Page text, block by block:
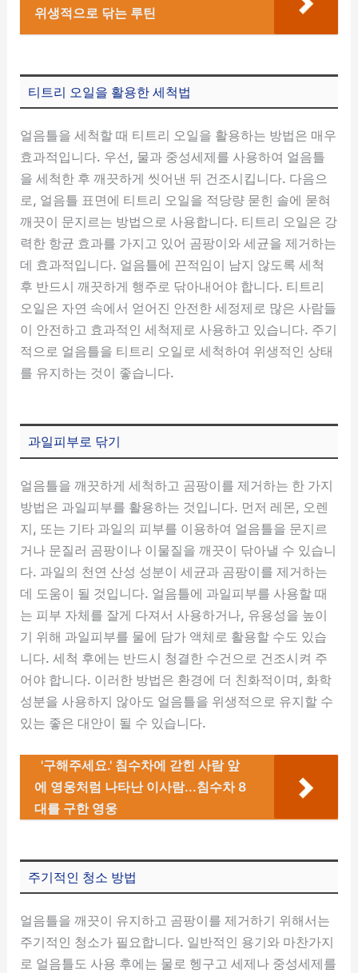
위생적으로 닦는 루틴
티트리 오일을 활용한 세척법
얼음틀을 세척할 때 티트리 오일을 활용하는 방법은 매우
효과적입니다. 우선, 물과 중성세제를 사용하여 얼음틀
을 세척한 후 깨끗하게 씻어낸 뒤 건조시킵니다. 다음으
로, 얼음틀 표면에 티트리 오일을 적당량 묻힌 솔에 묻혀
깨끗이 문지르는 방법으로 사용합니다. 티트리 오일은 강
력한 항균 효과를 가지고 있어 곰팡이와 세균을 제거하는
데 효과적입니다. 얼음틀에 끈적임이 남지 않도록 세척
후 반드시 깨끗하게 행주로 닦아내어야 합니다. 티트리
오일은 자연 속에서 얻어진 안전한 세정제로 많은 사람들
이 안전하고 효과적인 세척제로 사용하고 있습니다. 주기
적으로 얼음틀을 티트리 오일로 세척하여 위생적인 상태
를 유지하는 것이 좋습니다.
과일피부로 닦기
얼음틀을 깨끗하게 세척하고 곰팡이를 제거하는 한 가지
방법은 과일피부를 활용하는 것입니다. 먼저 레몬, 오렌
지, 또는 기타 과일의 피부를 이용하여 얼음틀을 문지르
거나 문질러 곰팡이나 이물질을 깨끗이 닦아낼 수 있습니
다. 과일의 천연 산성 성분이 세균과 곰팡이를 제거하는
데 도움이 될 것입니다. 얼음틀에 과일피부를 사용할 때
는 피부 자체를 잘게 다져서 사용하거나, 유용성을 높이
기 위해 과일피부를 물에 담가 액체로 활용할 수도 있습
니다. 세척 후에는 반드시 청결한 수건으로 건조시켜 주
어야 합니다. 이러한 방법은 환경에 더 친화적이며, 화학
성분을 사용하지 않아도 얼음틀을 위생적으로 유지할 수
있는 좋은 대안이 될 수 있습니다.
'구해주세요.' 침수차에 갇힌 사람 앞
에 영웅처럼 나타난 이사람...침수차 8
대를 구한 영웅
주기적인 청소 방법
얼음틀을 깨끗이 유지하고 곰팡이를 제거하기 위해서는
주기적인 청소가 필요합니다. 일반적인 용기와 마찬가지
로 얼음틀도 사용 후에는 물로 헹구고 세제나 중성세제를